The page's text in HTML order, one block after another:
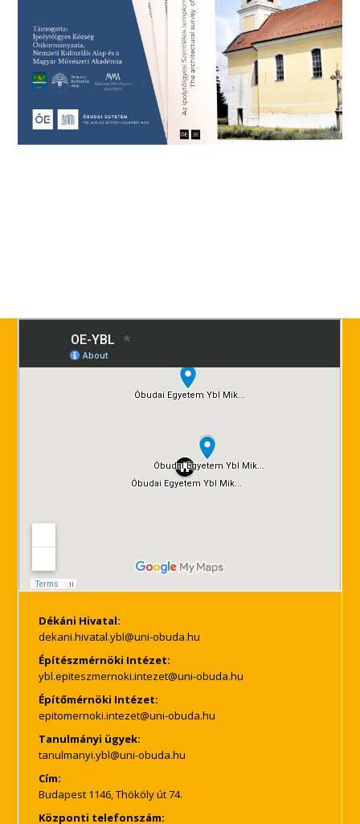
Dékáni Hivatal:
Építészmérnöki Intézet:
Építőmérnöki Intézet:
Tanulmányi ügyek:
Cím:
Budapest 1146, Thököly út 74.
Központi telefonszám: